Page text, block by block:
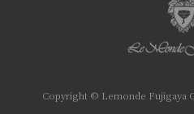
Copyright © Lemonde Fujigaya